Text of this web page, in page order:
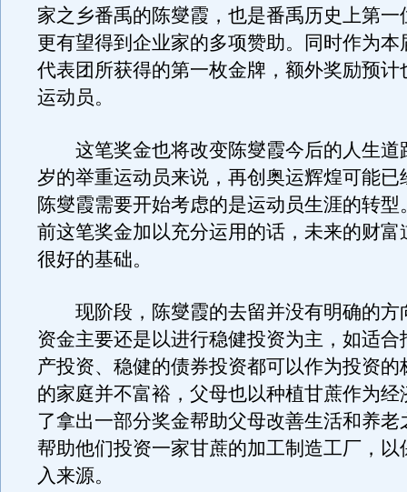
家之乡番禹的陈燮霞，也是番禹历史上第一
更有望得到企业家的多项赞助。同时作为本
代表团所获得的第一枚金牌，额外奖励预计
运动员。
这笔奖金也将改变陈燮霞今后的人生道
岁的举重运动员来说，再创奥运辉煌可能已
陈燮霞需要开始考虑的是运动员生涯的转型
前这笔奖金加以充分运用的话，未来的财富
很好的基础。
现阶段，陈燮霞的去留并没有明确的方
资金主要还是以进行稳健投资为主，如适合
产投资、稳健的债券投资都可以作为投资的
的家庭并不富裕，父母也以种植甘蔗作为经
了拿出一部分奖金帮助父母改善生活和养老
帮助他们投资一家甘蔗的加工制造工厂，以
入来源。